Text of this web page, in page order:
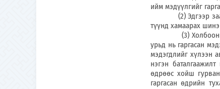
ийм мэдүүлгийг
(2) Эдгээр
түүнд хамаарах
(3) Холбооны
урьд нь гаргасан
мэдэгдлийг хүлээн
нэгэн
өдрөөс хойш
гаргасан өдрийн